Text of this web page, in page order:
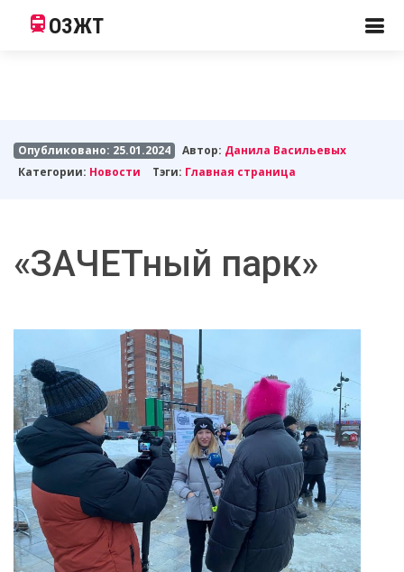
ОЗЖТ
Опубликовано: 25.01.2024 Автор: Данила Васильевых
Категории: Новости Тэги: Главная страница
«ЗАЧЕТный парк»